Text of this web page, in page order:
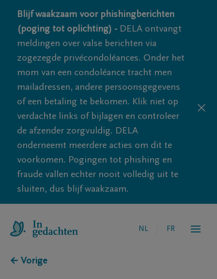
Blijf waakzaam voor phishingberichten
(poging tot oplichting) - DELA ontvangt
meldingen over valse berichten via
zogezegde privécondoléances. Onder het
mom van een condoléance tracht men
mailadressen, andere persoonsgegevens
of een betaling te bekomen. Klik niet op
verdachte links of bijlagen en controleer
de afzender zorgvuldig. DELA
onderneemt meerdere acties om dit te
voorkomen. Pogingen tot phishing en
fraude vallen echter nooit volledig uit te
sluiten, dus blijf waakzaam.
NL FR
← Vorige